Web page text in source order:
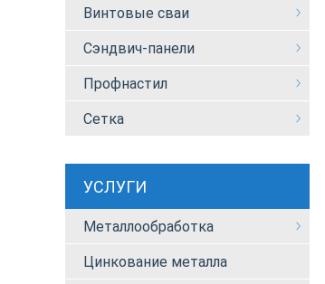
Винтовые сваи
Сэндвич-панели
Профнастил
Сетка
УСЛУГИ
Металлообработка
Цинкование металла